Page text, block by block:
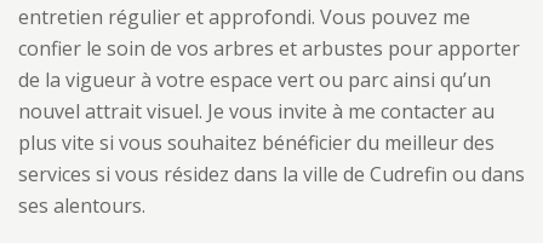
entretien régulier et approfondi. Vous pouvez me
confier le soin de vos arbres et arbustes pour apporter
de la vigueur à votre espace vert ou parc ainsi qu’un
nouvel attrait visuel. Je vous invite à me contacter au
plus vite si vous souhaitez bénéficier du meilleur des
services si vous résidez dans la ville de Cudrefin ou dans
ses alentours.